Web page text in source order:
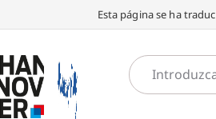
Esta página se ha